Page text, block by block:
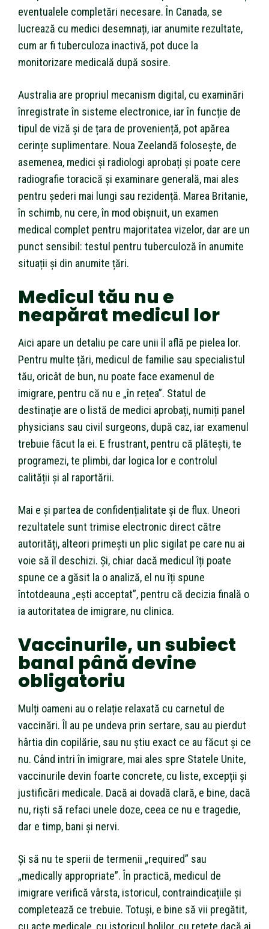
eventualele completări necesare. În Canada, se
lucrează cu medici desemnați, iar anumite rezultate,
cum ar fi tuberculoza inactivă, pot duce la
monitorizare medicală după sosire.
Australia are propriul mecanism digital, cu examinări
înregistrate în sisteme electronice, iar în funcție de
tipul de viză și de țara de proveniență, pot apărea
cerințe suplimentare. Noua Zeelandă folosește, de
asemenea, medici și radiologi aprobați și poate cere
radiografie toracică și examinare generală, mai ales
pentru șederi mai lungi sau rezidență. Marea Britanie,
în schimb, nu cere, în mod obișnuit, un examen
medical complet pentru majoritatea vizelor, dar are un
punct sensibil: testul pentru tuberculoză în anumite
situații și din anumite țări.
Medicul tău nu e
neapărat medicul lor
Aici apare un detaliu pe care unii îl află pe pielea lor.
Pentru multe țări, medicul de familie sau specialistul
tău, oricât de bun, nu poate face examenul de
imigrare, pentru că nu e „în rețea”. Statul de
destinație are o listă de medici aprobați, numiți panel
physicians sau civil surgeons, după caz, iar examenul
trebuie făcut la ei. E frustrant, pentru că plătești, te
programezi, te plimbi, dar logica lor e controlul
calității și al raportării.
Mai e și partea de confidențialitate și de flux. Uneori
rezultatele sunt trimise electronic direct către
autorități, alteori primești un plic sigilat pe care nu ai
voie să îl deschizi. Și, chiar dacă medicul îți poate
spune ce a găsit la o analiză, el nu îți spune
întotdeauna „ești acceptat”, pentru că decizia finală o
ia autoritatea de imigrare, nu clinica.
Vaccinurile, un subiect
banal până devine
obligatoriu
Mulți oameni au o relație relaxată cu carnetul de
vaccinări. Îl au pe undeva prin sertare, sau au pierdut
hârtia din copilărie, sau nu știu exact ce au făcut și ce
nu. Când intri în imigrare, mai ales spre Statele Unite,
vaccinurile devin foarte concrete, cu liste, excepții și
justificări medicale. Dacă ai dovadă clară, e bine, dacă
nu, riști să refaci unele doze, ceea ce nu e tragedie,
dar e timp, bani și nervi.
Și să nu te sperii de termenii „required” sau
„medically appropriate”. În practică, medicul de
imigrare verifică vârsta, istoricul, contraindicațiile și
completează ce trebuie. Totuși, e bine să vii pregătit,